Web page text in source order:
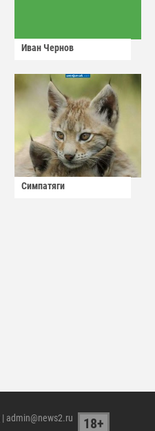
Иван Чернов
Симпатяги
| admin@news2.ru 18+